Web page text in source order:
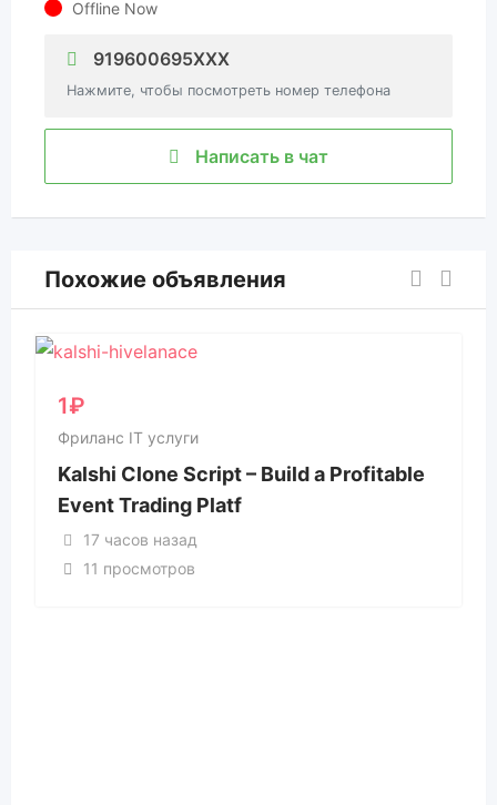
Offline Now
919600695XXX
Нажмите, чтобы посмотреть номер телефона
Написать в чат
Похожие объявления
1₽
Фриланс IT услуги
Kalshi Clone Script – Build a Profitable
Event Trading Platf
17 часов назад
11 просмотров